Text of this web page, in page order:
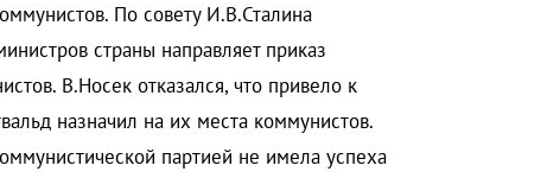
По совету И.В.Сталина
страны направляет приказ
В.Носек отказался, что привело к
назначил на их места коммунистов.
партией не имела успеха